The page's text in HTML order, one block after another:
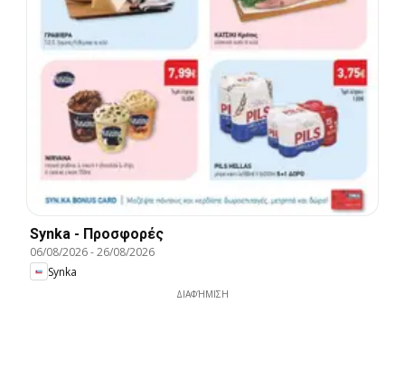
Synka - Προσφορές
06/08/2026-26/08/2026
Synka
ΔΙΑΦΉΜΙΣΗ